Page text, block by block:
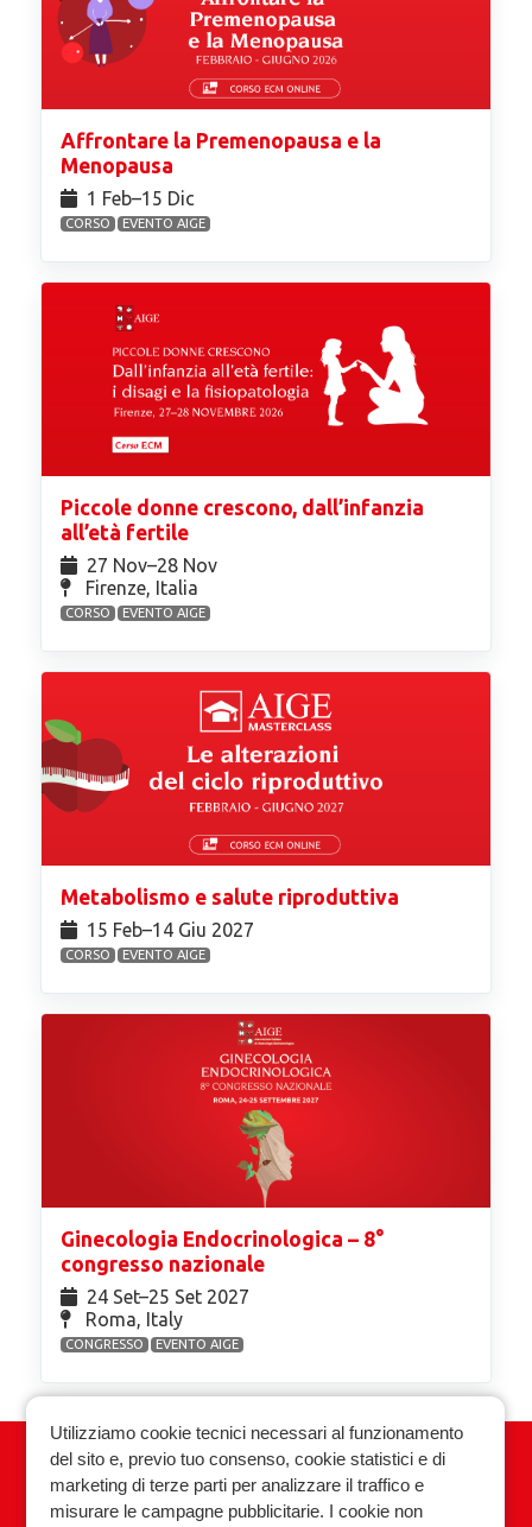
Affrontare la Premenopausa e la
Menopausa
1 Feb⁠–15 Dic
CORSO EVENTO AIGE
Piccole donne crescono, dall’infanzia
all’età fertile
27 Nov⁠–28 Nov
Firenze, Italia
CORSO EVENTO AIGE
Metabolismo e salute riproduttiva
15 Feb⁠–14 Giu 2027
CORSO EVENTO AIGE
Ginecologia Endocrinologica – 8°
congresso nazionale
24 Set⁠–25 Set 2027
Roma, Italy
CONGRESSO EVENTO AIGE
Associazione Italiana Ginecologia
Endocrinologica
Utilizziamo cookie tecnici necessari al funzionamento
del sito e, previo tuo consenso, cookie statistici e di
marketing di terze parti per analizzare il traffico e
misurare le campagne pubblicitarie. I cookie non